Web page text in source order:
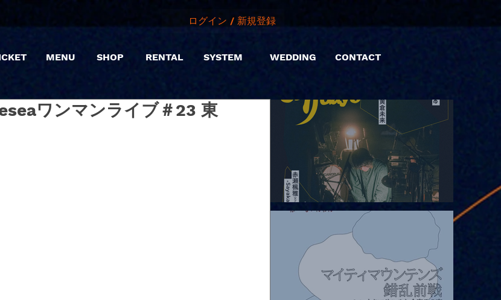
MENU SHOP
ログイン / 新規登録
RENTAL SYSTEM WEDDING CONTACT
ワンマンライブ＃23 東
2026.08.06 |【観覧】hamachiまつり2026２days-月見ル君想フ編